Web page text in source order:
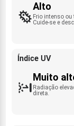
Alto
Frio intenso
Cuide-se e
Índice UV
Muito
Radiação
direta.